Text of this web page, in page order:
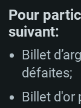
Pour
suivant:
Billet
défaites;
Billet d'or